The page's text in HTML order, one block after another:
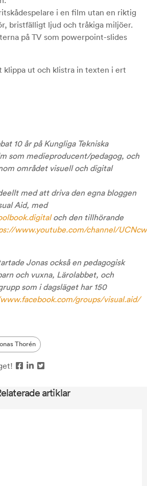
i en film utan en riktig
bristfälligt ljud och tråkiga miljöer.
på TV som powerpoint-slides
klippa ut och klistra in texten i ert
10 år på Kungliga Tekniska
som medieproducent/pedagog, och
området visuell och digital
med att driva den egna bloggen
Aid, med
och den tillhörande
www.youtube.com/channel/
Jonas också en pedagogisk
och vuxna, Lärolabbet, och
som i dagsläget har 150
groups/visual.aid/
Thorén
artiklar